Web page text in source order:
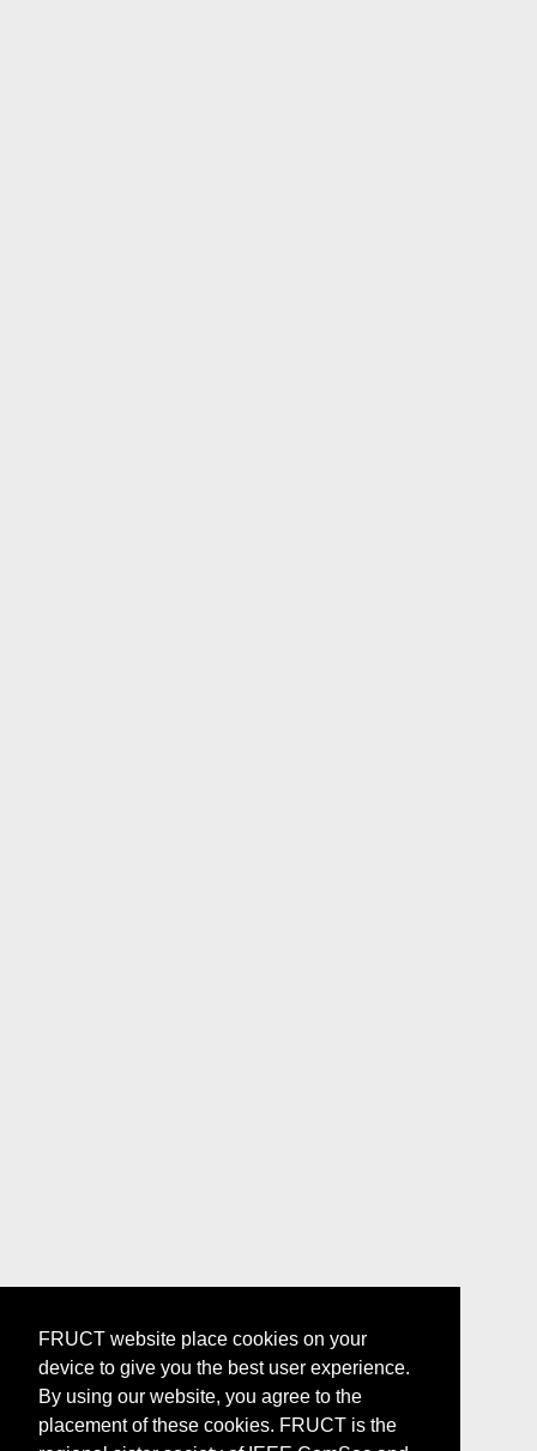
FRUCT website place cookies on your
device to give you the best user experience.
By using our website, you agree to the
placement of these cookies. FRUCT is the